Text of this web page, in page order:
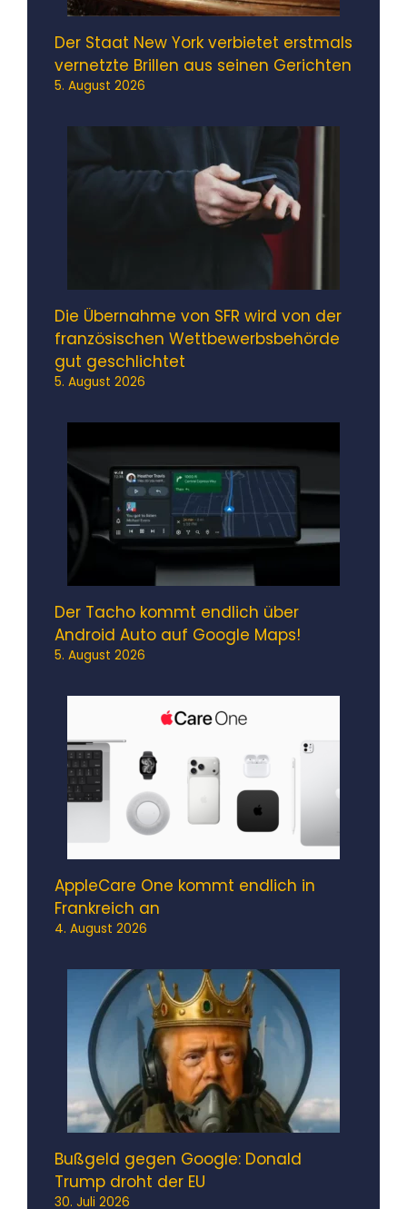
Der Staat New York verbietet erstmals
vernetzte Brillen aus seinen Gerichten
5. August 2026
Die Übernahme von SFR wird von der
französischen Wettbewerbsbehörde
gut geschlichtet
5. August 2026
Der Tacho kommt endlich über
Android Auto auf Google Maps!
5. August 2026
AppleCare One kommt endlich in
Frankreich an
4. August 2026
Bußgeld gegen Google: Donald
Trump droht der EU
30. Juli 2026